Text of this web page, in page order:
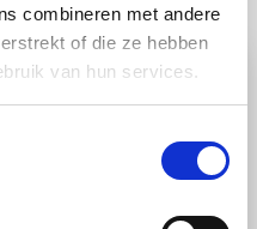
combineren met andere
of die ze hebben
van hun services.